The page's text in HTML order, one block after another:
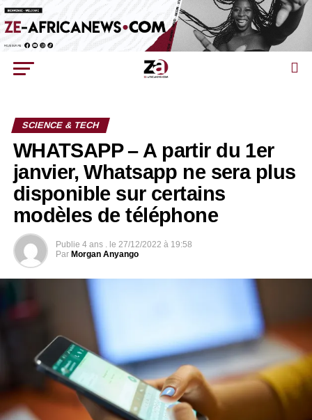
SCIENCE & TECH
WHATSAPP – A partir du 1er
janvier, Whatsapp ne sera plus
disponible sur certains
modèles de téléphone
Publie 4 ans . le 27/12/2022 à 19:58
Par Morgan Anyango